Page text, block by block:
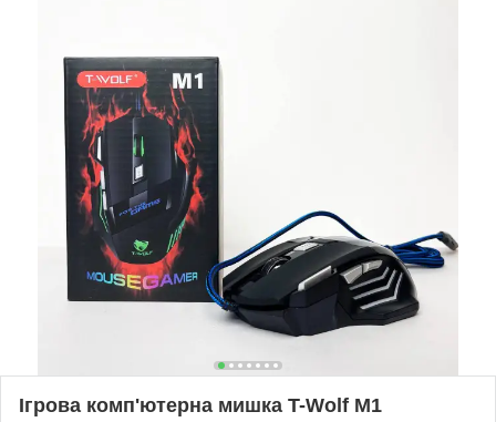
Ігрова комп'ютерна мишка T-Wolf M1